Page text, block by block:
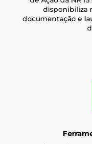
disponibiliza
documentação e